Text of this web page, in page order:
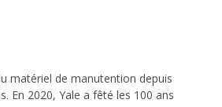
matériel de manutention depuis
En 2020, Yale a fêté les 100 ans